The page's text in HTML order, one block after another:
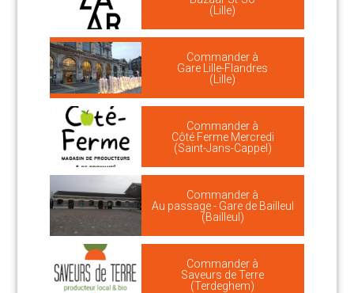
(Lille)
Commander à
Gare Lille-Flandres
(Lille)
Commander à
Côté Ferme Mercredi
(Saint-Jans-Cappel)
Commander à
Au passage - Gare de Bailleul
(Bailleul)
Commander à
Saveurs de Terre
(Terdeghem)